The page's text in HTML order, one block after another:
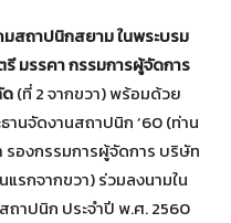
สถาปนิกสยาม ในพระบรม
รี มรรคา กรรมการผู้จัดการ
(ที่ 2 จากขวา) พร้อมด้วย
านจัดงานสถาปนิก ’60 (ท่าน
รองกรรมการผู้จัดการ บริษัท
รกจากขวา) ร่วมลงนามใน
าปนิก ประจำปี พ.ศ. 2560